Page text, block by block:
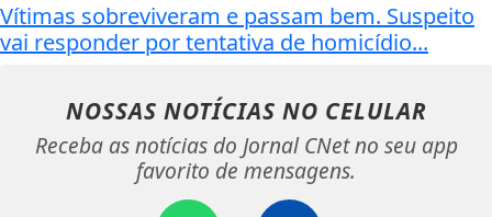
Vítimas sobreviveram e passam bem. Suspeito
vai responder por tentativa de homicídio...
NOSSAS NOTÍCIAS NO CELULAR
Receba as notícias do Jornal CNet no seu app
favorito de mensagens.